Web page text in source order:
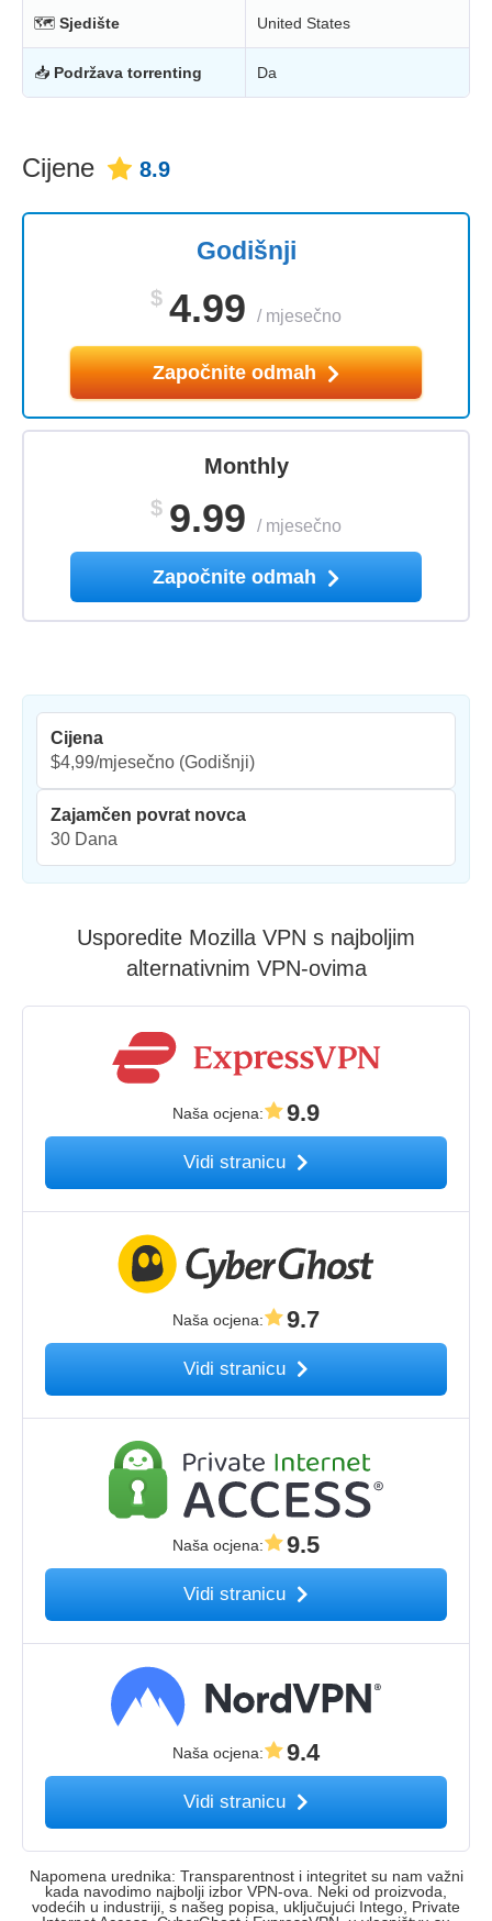
🗺 Sjedište United States
📥 Podržava torrenting Da
Cijene 8.9
Godišnji
$ 4.99 / mjesečno
Započnite odmah
Monthly
$ 9.99 / mjesečno
Započnite odmah
Cijena
$4,99/mjesečno (Godišnji)
Zajamčen povrat novca
30 Dana
Usporedite Mozilla VPN s najboljim
alternativnim VPN-ovima
Naša ocjena: 9.9
Vidi stranicu
Naša ocjena: 9.7
Vidi stranicu
Naša ocjena: 9.5
Vidi stranicu
Naša ocjena: 9.4
Vidi stranicu
Napomena urednika: Transparentnost i integritet su nam važni
kada navodimo najbolji izbor VPN-ova. Neki od proizvoda,
vodećih u industriji, s našeg popisa, uključujući Intego, Private